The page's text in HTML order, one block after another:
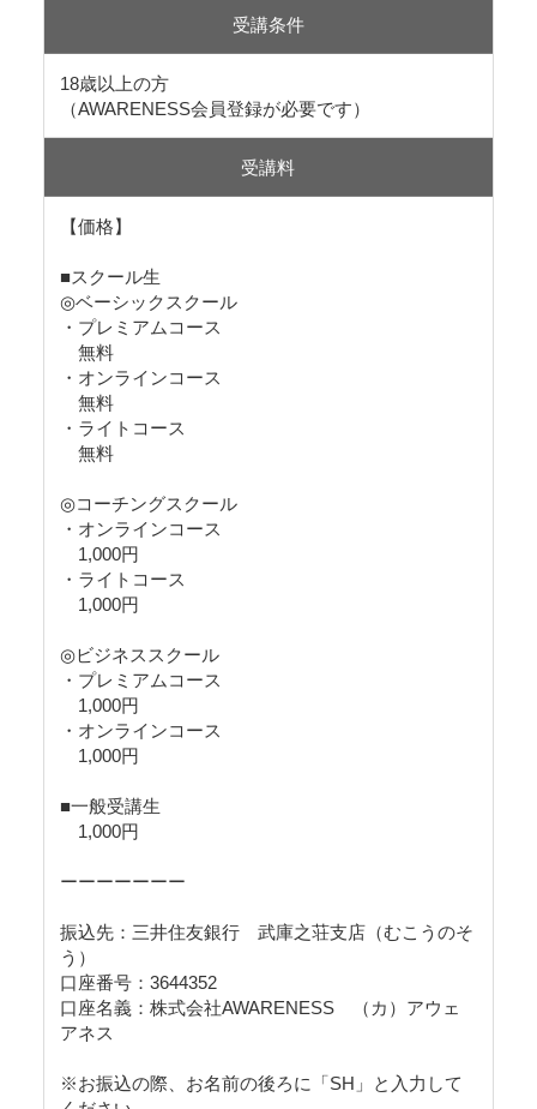
受講条件
18歳以上の方
（AWARENESS会員登録が必要です）
受講料
【価格】
■スクール生
◎ベーシックスクール
・プレミアムコース
無料
・オンラインコース
無料
・ライトコース
無料
◎コーチングスクール
・オンラインコース
1,000円
・ライトコース
1,000円
◎ビジネススクール
・プレミアムコース
1,000円
・オンラインコース
1,000円
■一般受講生
1,000円
ーーーーーーー
振込先：三井住友銀行 武庫之荘支店（むこうのそ
う）
口座番号：3644352
口座名義：株式会社AWARENESS （カ）アウェ
アネス
※お振込の際、お名前の後ろに「SH」と入力して